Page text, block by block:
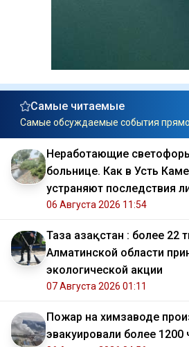
Самые читаемые
Самые обсуждаемые события
Неработающие
больнице. Как в Усть
устраняют последствия
06 Августа 2026 11:54
Таза Қазақстан : более 22
Алматинской области
экологической акции
07 Августа 2026 01:11
Пожар на химзаводе
эвакуировали более 1200